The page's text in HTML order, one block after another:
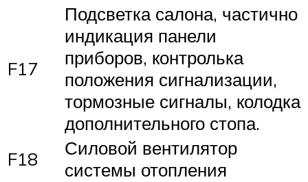
F17
Подсветка салона, частично
индикация панели
приборов, контролька
положения сигнализации,
тормозные сигналы, колодка
дополнительного стопа.
F18
Силовой вентилятор
системы отопления